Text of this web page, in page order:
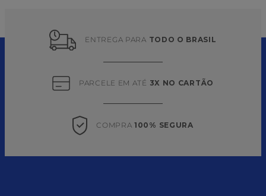
ENTREGA PARA TODO O BRASIL
PARCELE EM ATÉ 3X NO CARTÃO
COMPRA 100% SEGURA